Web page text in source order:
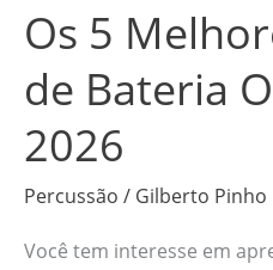
Os 5
de Bateria
2026
Percussão / Gilberto Pinho
Você tem interesse em
2026